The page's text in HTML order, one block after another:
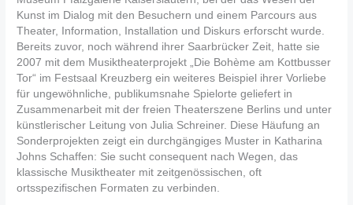
Kunst im Dialog mit den Besuchern und einem Parcours aus
Theater, Information, Installation und Diskurs erforscht wurde.
Bereits zuvor, noch während ihrer Saarbrücker Zeit, hatte sie
2007 mit dem Musiktheaterprojekt „Die Bohème am Kottbusser
Tor“ im Festsaal Kreuzberg ein weiteres Beispiel ihrer Vorliebe
für ungewöhnliche, publikumsnahe Spielorte geliefert in
Zusammenarbeit mit der freien Theaterszene Berlins und unter
künstlerischer Leitung von Julia Schreiner. Diese Häufung an
Sonderprojekten zeigt ein durchgängiges Muster in Katharina
Johns Schaffen: Sie sucht consequent nach Wegen, das
klassische Musiktheater mit zeitgenössischen, oft
ortsspezifischen Formaten zu verbinden.